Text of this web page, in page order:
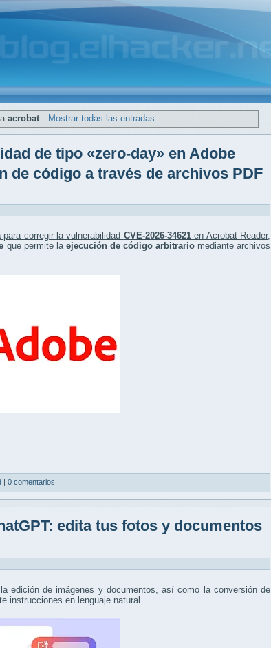
acrobat. Mostrar todas las entradas
de tipo «zero-day» en Adobe
de código a través de archivos PDF
para corregir la vulnerabilidad CVE-2026-34621en Acrobat Reader,
que permite la ejecución de código arbitrariomediante archivos
| 0 comentarios
edita tus fotos y documentos
edición de imágenes y documentos, así como la conversión de
instrucciones en lenguaje natural.